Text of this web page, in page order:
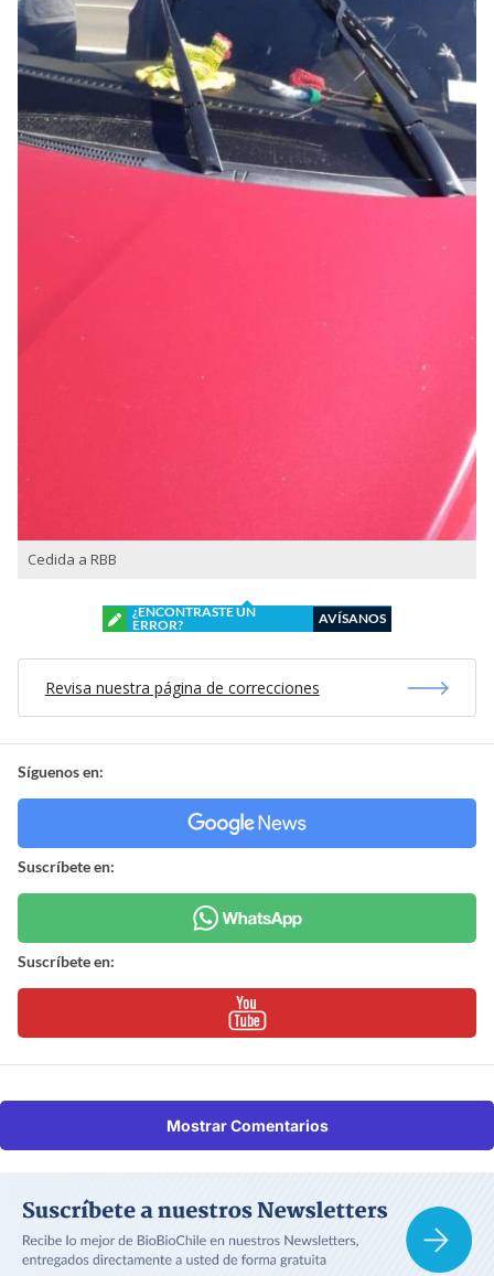
Cedida a RBB
¿ENCONTRASTE UN
ERROR?
AVÍSANOS
Revisa nuestra página de correcciones
Síguenos en:
Suscríbete en:
Suscríbete en:
Mostrar Comentarios